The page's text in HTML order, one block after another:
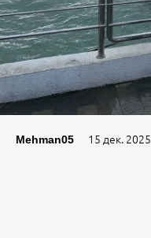
Mehman05 15 дек. 2025